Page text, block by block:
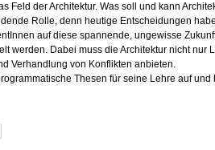
Feld der Architektur. Was soll und kann
Rolle, denn heutige Entscheidungen
auf diese spannende, ungewisse
werden. Dabei muss die Architektur nicht nur
Verhandlung von Konflikten anbieten.
Thesen für seine Lehre auf